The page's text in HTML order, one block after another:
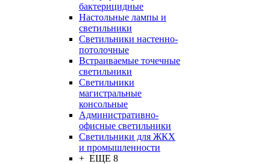
бактерицидные
Настольные лампы и
светильники
Светильники настенно-
потолочные
Встраиваемые точечные
светильники
Светильники
магистральные
консольные
Административно-
офисные светильники
Светильники для ЖКХ
и промышленности
+ ЕЩЕ 8